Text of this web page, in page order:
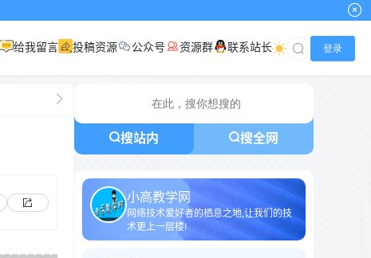
给我留言 投稿资源 公众号 资源群 联系站长 登录
搜站内 搜全网
小高教学网
网络技术爱好者的栖息之地,让我们的技
术更上一层楼!